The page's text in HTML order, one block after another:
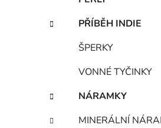
PŘÍBĚH INDIE
ŠPERKY
VONNÉ TYČINKY
NÁRAMKY
MINERÁLNÍ